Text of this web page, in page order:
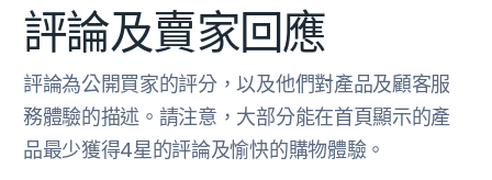
評論及賣家回應
評論為公開買家的評分，以及他們對產品及顧客服
務體驗的描述。請注意，大部分能在首頁顯示的產
品最少獲得4星的評論及愉快的購物體驗。